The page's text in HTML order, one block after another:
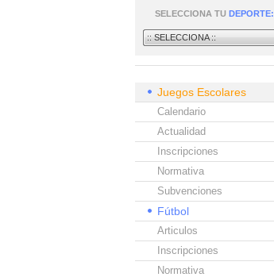
SELECCIONA TU DEPORTE:
:: SELECCIONA ::
Juegos Escolares
Calendario
Actualidad
Inscripciones
Normativa
Subvenciones
Fútbol
Articulos
Inscripciones
Normativa